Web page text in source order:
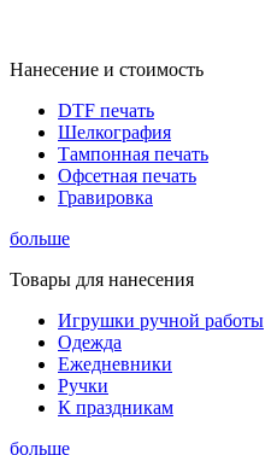
Нанесение и стоимость
DTF печать
Шелкография
Тампонная печать
Офсетная печать
Гравировка
больше
Товары для нанесения
Игрушки ручной работы
Одежда
Ежедневники
Ручки
К праздникам
больше